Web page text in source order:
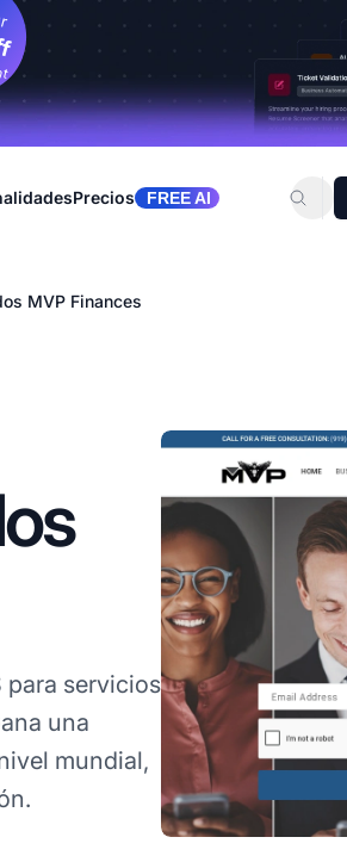
Precios FREE AI
MVP Finances
para servicios
una
mundial,